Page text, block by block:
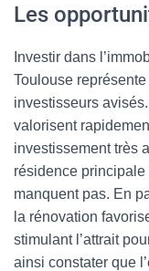
Les
Investir dans
Toulouse
investisseurs
valorisent
investissement très
résidence
manquent pas. En
la rénovation
stimulant l’attrait
ainsi constater que